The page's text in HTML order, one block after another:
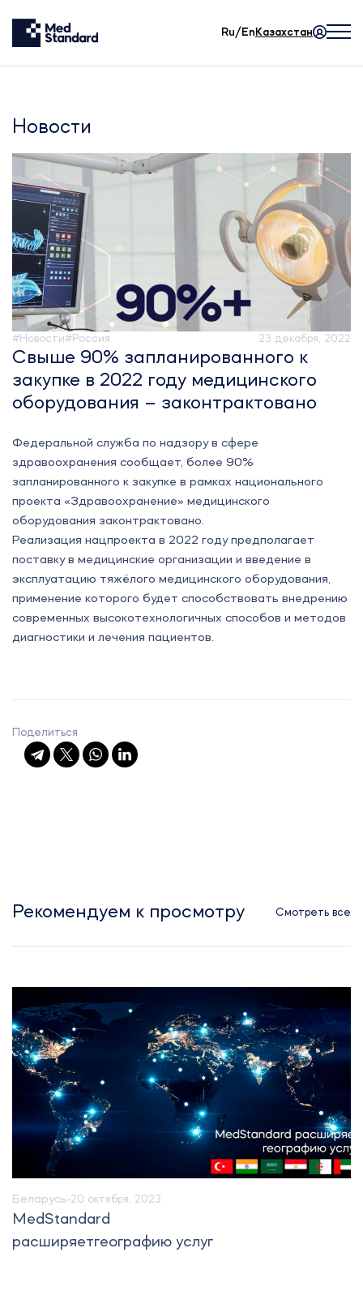
Ru/En Казахстан
Новости
#Новости#Россия 23 декабря, 2022
Свыше 90% запланированного к
закупке в 2022 году медицинского
оборудования – законтрактовано
Федеральной служба по надзору в сфере
здравоохранения сообщает, более 90%
запланированного к закупке в рамках национального
проекта «Здравоохранение» медицинского
оборудования законтрактовано.
Реализация нацпроекта в 2022 году предполагает
поставку в медицинские организации и введение в
эксплуатацию тяжёлого медицинского оборудования,
применение которого будет способствовать внедрению
современных высокотехнологичных способов и методов
диагностики и лечения пациентов.
Поделиться
Рекомендуем к просмотру Смотреть все
Беларусь 20 октября, 2023
MedStandard
расширяетгеографию услуг